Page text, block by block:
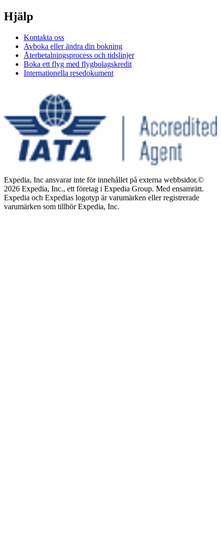
Hjälp
Kontakta oss
Avboka eller ändra din bokning
Återbetalningsprocess och tidslinjer
Boka ett flyg med flygbolagskredit
Internationella resedokument
Expedia, Inc ansvarar inte för innehållet på externa webbsidor.©
2026 Expedia, Inc., ett företag i Expedia Group. Med ensamrätt.
Expedia och Expedias logotyp är varumärken eller registrerade
varumärken som tillhör Expedia, Inc.